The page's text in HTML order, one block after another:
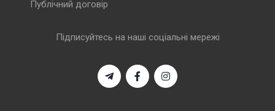
Публічний договір
Підписуйтесь на наші соціальні мережі